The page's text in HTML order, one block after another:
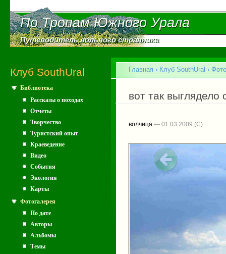
По Тропам Южного Урала
По Тропам Южного Урала
Путеводитель вольного странника
Путеводитель вольного странника
Клуб SouthUral
Библиотека
Рассказы о походах
Отчеты
Творчество
Туристский опыт
Краеведение
Видео
События
Экология
Карты
Фотогалерея
По дате
Авторы
Альбомы
Темы
Вы здесь
Главная › Клуб SouthUral ›
вот так выглядело
волчица — 01.03.2009